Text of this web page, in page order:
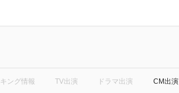
ング情報 TV出演 ドラマ出演 CM出演